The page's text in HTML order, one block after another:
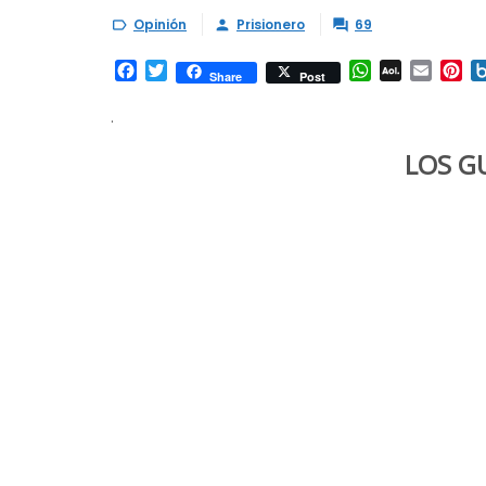
 Opinión  Prisionero  69
Facebook
TwitterShare Post WhatsApp
AOL Email
.
LOS